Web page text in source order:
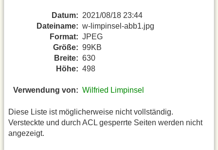
Datum: 2021/08/18 23:44
Dateiname: w-limpinsel-abb1.jpg
Format: JPEG
Größe: 99KB
Breite: 630
Höhe: 498
Verwendung von: Wilfried Limpinsel
Diese Liste ist möglicherweise nicht vollständig.
Versteckte und durch ACL gesperrte Seiten werden nicht
angezeigt.